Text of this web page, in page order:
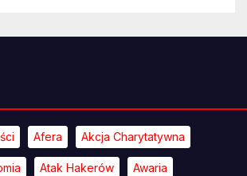
Afera Akcja Charytatywna
Atak Hakerów Awaria